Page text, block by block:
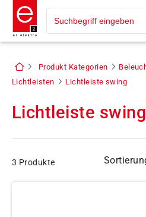
Produkt Kategorien
Lichtleisten
Lichtleiste swing
Lichtleiste swing
3 Produkte